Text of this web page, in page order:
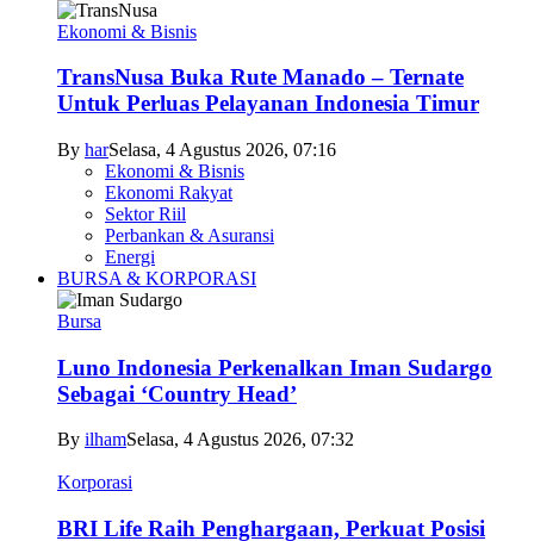
Ekonomi & Bisnis
TransNusa Buka Rute Manado – Ternate
Untuk Perluas Pelayanan Indonesia Timur
By harSelasa, 4 Agustus 2026, 07:16
Ekonomi & Bisnis
Ekonomi Rakyat
Sektor Riil
Perbankan & Asuransi
Energi
BURSA & KORPORASI
Bursa
Luno Indonesia Perkenalkan Iman Sudargo
Sebagai ‘Country Head’
By ilhamSelasa, 4 Agustus 2026, 07:32
Korporasi
BRI Life Raih Penghargaan, Perkuat Posisi